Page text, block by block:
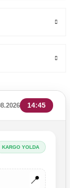
Cerrahi Forma
14:45
KARGO YOLDA
📍